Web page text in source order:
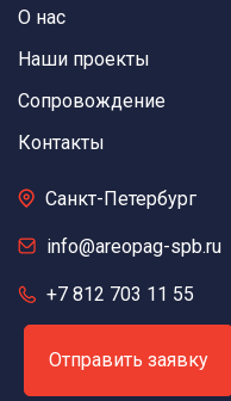
О нас
Наши проекты
Сопровождение
Контакты
Санкт-Петербург
info@areopag-spb.ru
+7 812 703 11 55
Отправить заявку